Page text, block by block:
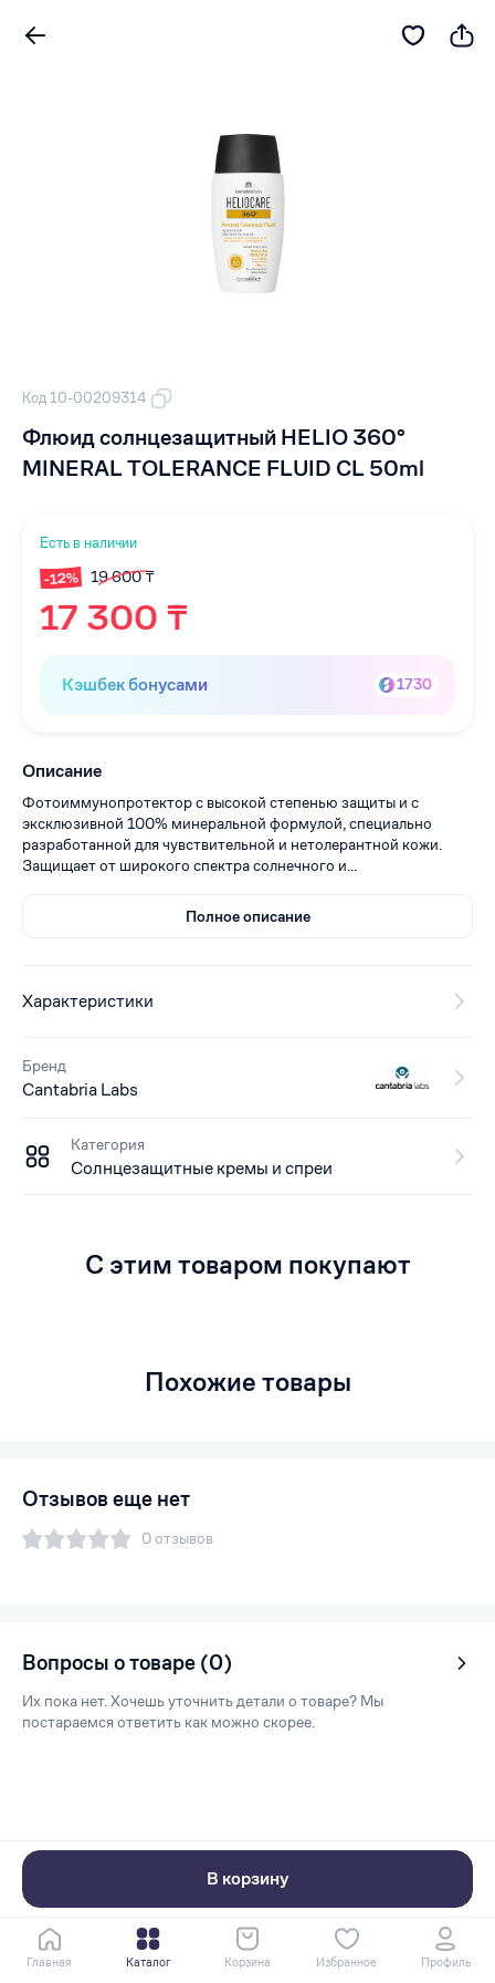
Код 10-00209314
Флюид солнцезащитный HELIO 360º
MINERAL TOLERANCE FLUID CL 50ml
Есть в наличии
-12% 19 600 ₸
17 300 ₸
Кэшбек бонусами 1730
Описание
Фотоиммунопротектор с высокой степенью защиты и с
эксклюзивной 100% минеральной формулой, специально
разработанной для чувствительной и нетолерантной кожи.
Защищает от широкого спектра солнечного и...
Полное описание
Характеристики
Бренд
Cantabria Labs
Категория
Солнцезащитные кремы и спреи
С этим товаром покупают
Похожие товары
Отзывов еще нет
0 отзывов
Вопросы о товаре (0)
Их пока нет. Хочешь уточнить детали о товаре? Мы
постараемся ответить как можно скорее.
В корзину
Главная Каталог Корзина Избранное Профиль